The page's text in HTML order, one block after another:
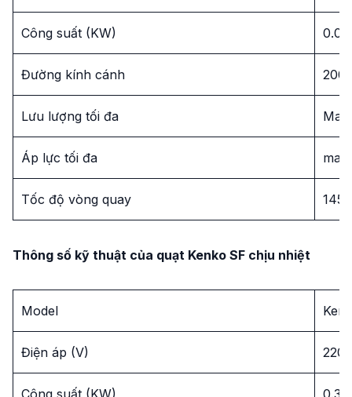
Công suất (KW)
Đường kính cánh 200
Lưu lượng tối đa
Áp lực tối đa max
Tốc độ vòng quay
Thông số kỹ thuật của quạt Kenko SF chịu nhiệt
Model
Điện áp (V)
Công suất (KW)